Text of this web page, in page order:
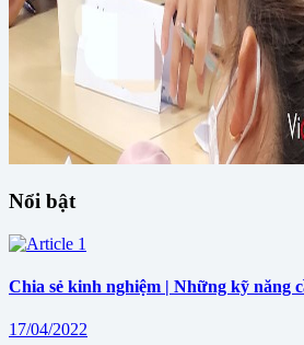
Nổi bật
Chia sẻ kinh nghiệm | Những kỹ năng
17/04/2022